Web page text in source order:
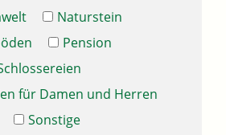
Naturstein
Pension
für Damen und Herren
Sonstige